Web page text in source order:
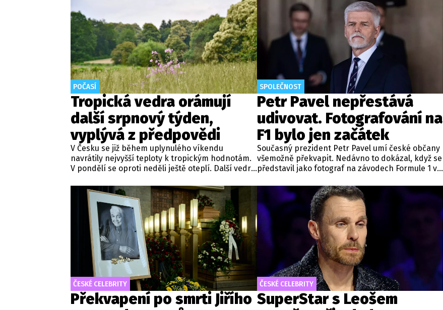
POČASÍ
Tropická vedra orámují
další srpnový týden,
vyplývá z předpovědi
V Česku se již během uplynulého víkendu
navrátily nejvyšší teploty k tropickým hodnotám.
V pondělí se oproti neděli ještě oteplí. Další vedra
vyplývá z předpovědi Českého
hydrometeorologického ústavu (ČHMÚ).
SPOLEČNOST
Petr Pavel nepřestává
udivovat. Fotografování na
F1 bylo jen začátek
Současný prezident Petr Pavel umí české občany
všemožně překvapit. Nedávno to dokázal, když se
představil jako fotograf na závodech Formule 1 v
členem Klubu sportovních novinářů České
republiky (KSN).
ČESKÉ CELEBRITY
Překvapení po smrti Jiřího
ČESKÉ CELEBRITY
SuperStar s Leošem